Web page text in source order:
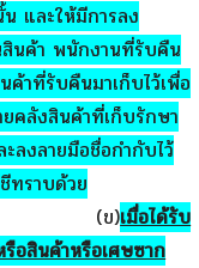
และให้มีการลง
นค้า พนักงานที่รับคืน
ค้าที่รับคืนมาเก็บไว้เพื่อ
คลังสินค้าที่เก็บรักษา
ลงลายมือชื่อกำกับไว้
ทราบด้วย
)เมื่อได้รับ
อสินค้าหรือเศษซาก